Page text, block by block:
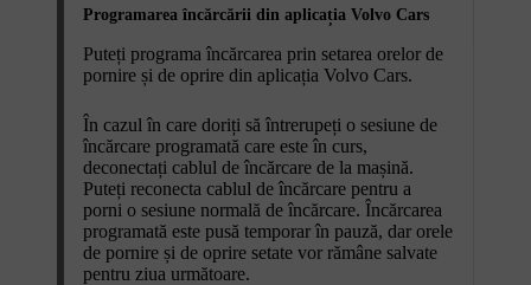
Programarea încărcării din aplicația Volvo Cars
Puteți programa încărcarea prin setarea orelor de
pornire și de oprire din aplicația Volvo Cars.
În cazul în care doriți să întrerupeți o sesiune de
încărcare programată care este în curs,
deconectați cablul de încărcare de la mașină.
Puteți reconecta cablul de încărcare pentru a
porni o sesiune normală de încărcare. Încărcarea
programată este pusă temporar în pauză, dar orele
de pornire și de oprire setate vor rămâne salvate
pentru ziua următoare.